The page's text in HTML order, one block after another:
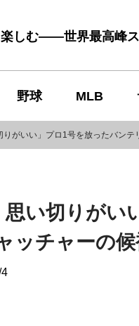
しむ――世界最高峰
野球 MLB
がいい」プロ1号を放ったバン
い切りがい
チャーの候